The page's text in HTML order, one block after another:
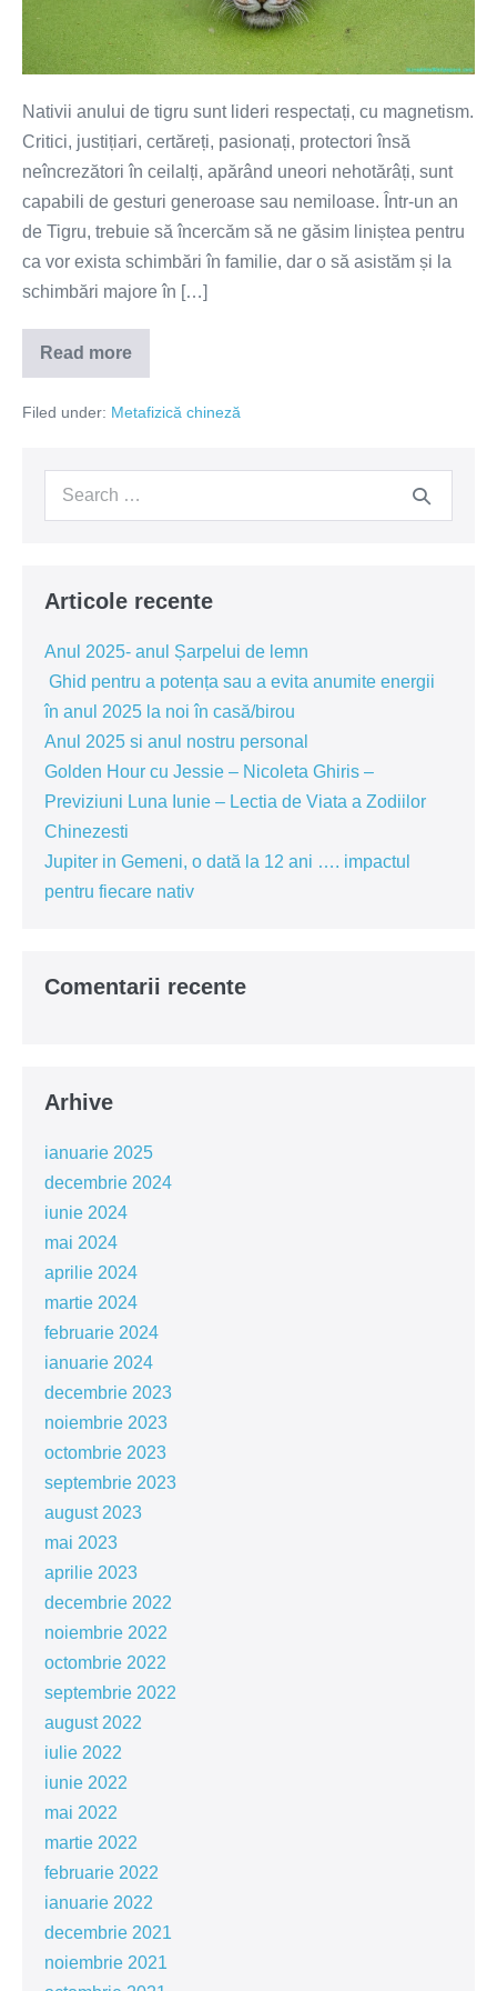
apă
Nativii anului de tigru sunt lideri respectați, cu magnetism.
Critici, justițiari, certăreți, pasionați, protectori însă
neîncrezători în ceilalți, apărând uneori nehotărâți, sunt
capabili de gesturi generoase sau nemiloase. Într-un an
de Tigru, trebuie să încercăm să ne găsim liniștea pentru
ca vor exista schimbări în familie, dar o să asistăm și la
schimbări majore în […]
Read more
Anul
chinezesc
–
apă
Filed under: Metafizică chineză
Search
Articole recente
Anul 2025- anul Șarpelui de lemn
Ghid pentru a potența sau a evita anumite energii
în anul 2025 la noi în casă/birou
Anul 2025 si anul nostru personal
Golden Hour cu Jessie – Nicoleta Ghiris –
Previziuni Luna Iunie – Lectia de Viata a Zodiilor
Chinezesti
Jupiter in Gemeni, o dată la 12 ani …. impactul
pentru fiecare nativ
Comentarii recente
Arhive
ianuarie 2025
decembrie 2024
iunie 2024
mai 2024
aprilie 2024
martie 2024
februarie 2024
ianuarie 2024
decembrie 2023
noiembrie 2023
octombrie 2023
septembrie 2023
august 2023
mai 2023
aprilie 2023
decembrie 2022
noiembrie 2022
octombrie 2022
septembrie 2022
august 2022
iulie 2022
iunie 2022
mai 2022
martie 2022
februarie 2022
ianuarie 2022
decembrie 2021
noiembrie 2021